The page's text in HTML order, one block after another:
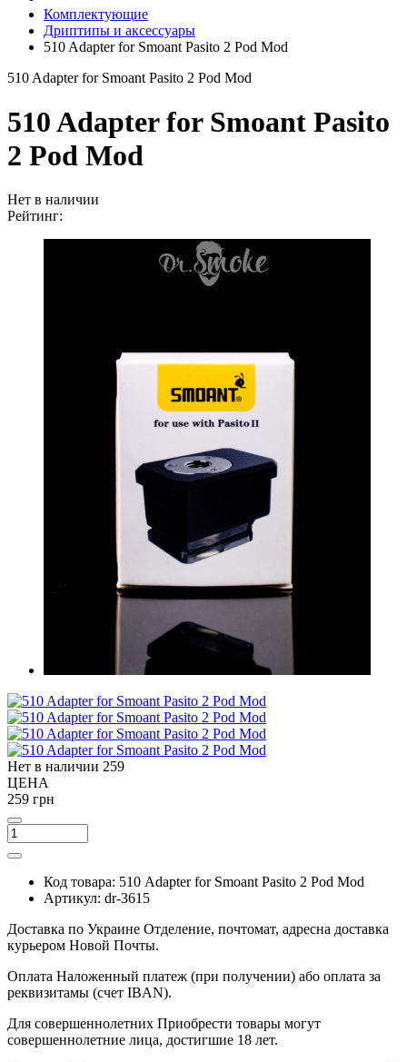
Комплектующие
Дриптипы и аксессуары
510 Adapter for Smoant Pasito 2 Pod Mod
510 Adapter for Smoant Pasito 2 Pod Mod
510 Adapter for Smoant Pasito
2 Pod Mod
Нет в наличии
Рейтинг:
Нет в наличии 259
ЦЕНА
259 грн
Код товара: 510 Adapter for Smoant Pasito 2 Pod Mod
Артикул: dr-3615
Доставка по Украине Отделение, почтомат, адресна доставка
курьером Новой Почты.
Оплата Наложенный платеж (при получении) або оплата за
реквизитамы (счет IBAN).
Для совершеннолетних Приобрести товары могут
совершеннолетние лица, достигшие 18 лет.